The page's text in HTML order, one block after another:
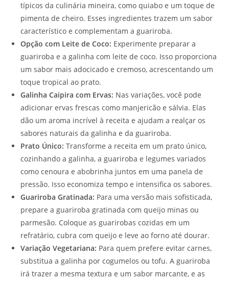
típicos da culinária mineira, como quiabo e um toque de
pimenta de cheiro. Esses ingredientes trazem um sabor
característico e complementam a guariroba.
Opção com Leite de Coco: Experimente preparar a
guariroba e a galinha com leite de coco. Isso proporciona
um sabor mais adocicado e cremoso, acrescentando um
toque tropical ao prato.
Galinha Caipira com Ervas: Nas variações, você pode
adicionar ervas frescas como manjericão e sálvia. Elas
dão um aroma incrível à receita e ajudam a realçar os
sabores naturais da galinha e da guariroba.
Prato Único: Transforme a receita em um prato único,
cozinhando a galinha, a guariroba e legumes variados
como cenoura e abobrinha juntos em uma panela de
pressão. Isso economiza tempo e intensifica os sabores.
Guariroba Gratinada: Para uma versão mais sofisticada,
prepare a guariroba gratinada com queijo minas ou
parmesão. Coloque as guarirobas cozidas em um
refratário, cubra com queijo e leve ao forno até dourar.
Variação Vegetariana: Para quem prefere evitar carnes,
substitua a galinha por cogumelos ou tofu. A guariroba
irá trazer a mesma textura e um sabor marcante, e as